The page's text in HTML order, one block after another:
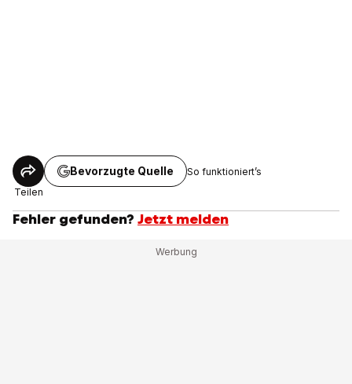
Teilen
Bevorzugte Quelle So funktioniert’s
Fehler gefunden? Jetzt melden